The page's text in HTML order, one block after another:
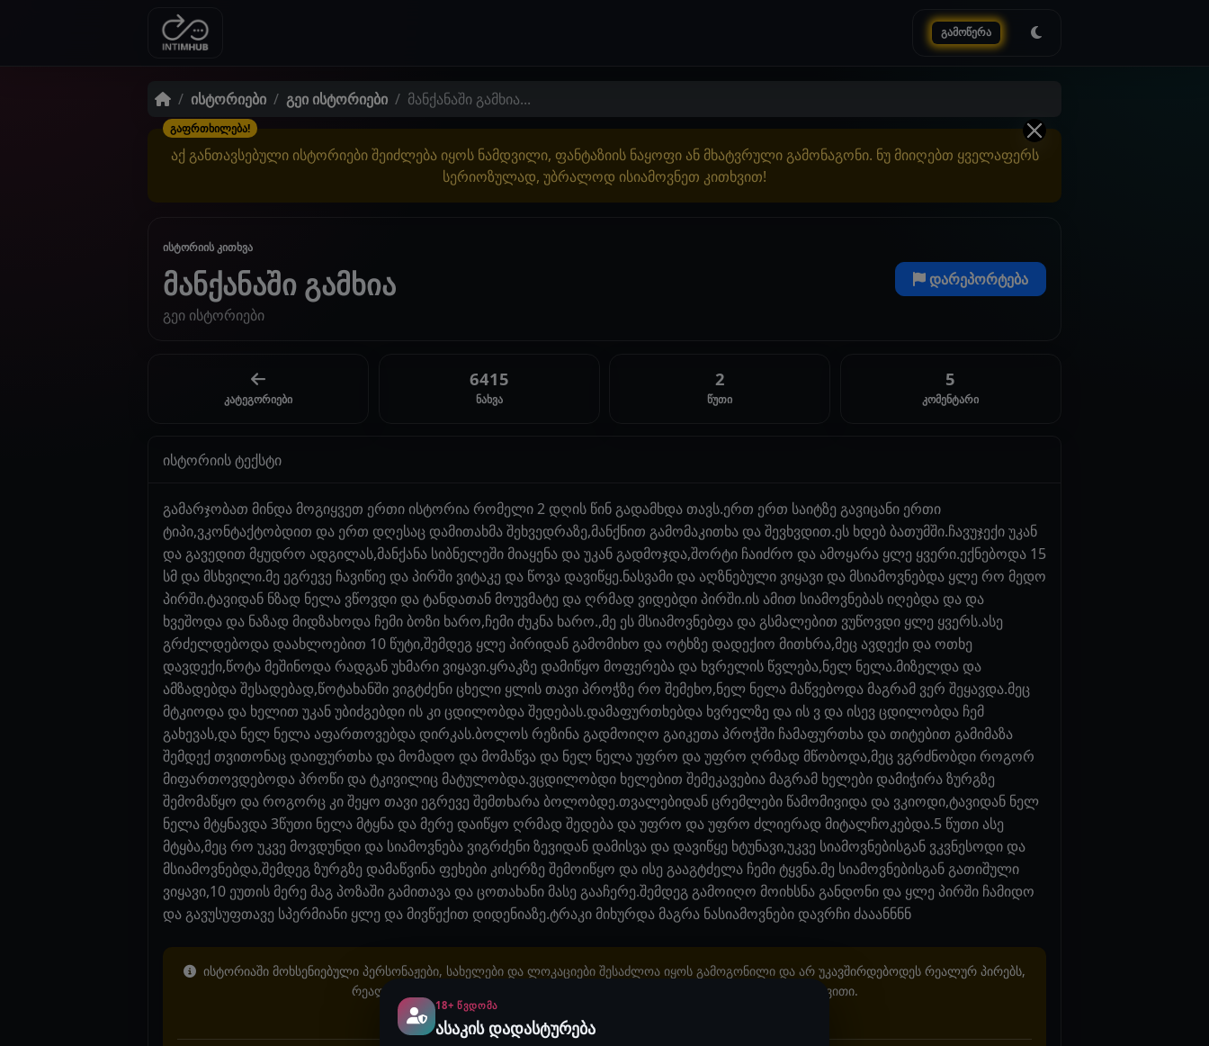
გამოწერა
ისტორიები გეი ისტორიები მანქანაში გამხია...
გაფრთხილება!
აქ განთავსებული ისტორიები შეიძლება იყოს ნამდვილი, ფანტაზიის ნაყოფი ან მხატვრული გამონაგონი. ნუ მიიღებთ ყველაფერს
სერიოზულად, უბრალოდ ისიამოვნეთ კითხვით!
ისტორიის კითხვა
მანქანაში გამხია
გეი ისტორიები
დარეპორტება
კატეგორიები
6415
ნახვა
2
წუთი
5
კომენტარი
ისტორიის ტექსტი
გამარჯობათ მინდა მოგიყვეთ ერთი ისტორია რომელი 2 დღის წინ გადამხდა თავს.ერთ ერთ საიტზე გავიცანი ერთი
ტიპი,ვკონტაქტობდით და ერთ დღესაც დამითახმა შეხვედრაზე,მანქნით გამომაკითხა და შევხვდით.ეს ხდებ ბათუმში.ჩავუჯექი უკან
და გავედით მყუდრო ადგილას,მანქანა სიბნელეში მიაყენა და უკან გადმოჯდა,შორტი ჩაიძრო და ამოყარა ყლე ყვერი.ექნებოდა 15
სმ და მსხვილი.მე ეგრევე ჩავიწიე და პირში ვიტაკე და წოვა დავიწყე.ნასვამი და აღზნებული ვიყავი და მსიამოვნებდა ყლე რო მედო
პირში.ტავიდან ნზად ნელა ვწოვდი და ტანდათან მოუვმატე და ღრმად ვიდებდი პირში.ის ამით სიამოვნებას იღებდა და და
ხვეშოდა და ნაზად მიდზახოდა ჩემი ბოზი ხარო,ჩემი ძუკნა ხარო.,მე ეს მსიამოვნებფა და გსმალებით ვუწოვდი ყლე ყვერს.ასე
გრძელდებოდა დაახლოებით 10 წუტი,შემდეგ ყლე პირიდან გამომიხო და ოტხზე დადექიო მითხრა,მეც ავდექი და ოთხე
დავდექი,წოტა მეშინოდა რადგან უხმარი ვიყავი.ყრაკზე დამიწყო მოფერება და ხვრელის წვლება,ნელ ნელა.მიზელდა და
ამზადებდა შესადებად,წოტახანში ვიგტძენი ცხელი ყლის თავი პროჭზე რო შემეხო,ნელ ნელა მაწვებოდა მაგრამ ვერ შეყავდა.მეც
მტკიოდა და ხელით უკან უბიძგებდი ის კი ცდილობდა შედებას.დამაფურთხებდა ხვრელზე და ის ვ და ისევ ცდილობდა ჩემ
გახევას,და ნელ ნელა აფართოვებდა დირკას.ბოლოს რეზინა გადმოიღო გაიკეთა პროჭში ჩამაფურთხა და თიტებით გამიმაზა
შემდექ თვითონაც დაიფურთხა და მომადო და მომაწვა და ნელ ნელა უფრო და უფრო ღრმად მწობოდა,მეც ვგრძნობდი როგორ
მიფართოვდებოდა პროწი და ტკივილიც მატულობდა.ვცდილობდი ხელებით შემეკავებია მაგრამ ხელები დამიჭირა ზურგზე
შემომაწყო და როგორც კი შეყო თავი ეგრევე შემთხარა ბოლობდე.თვალებიდან ცრემლები წამომივიდა და ვკიოდი,ტავიდან ნელ
ნელა მტყნავდა 3წუთი ნელა მტყნა და მერე დაიწყო ღრმად შედება და უფრო და უფრო ძლიერად მიტალჩოკებდა.5 წუთი ასე
მტყბა,მეც რო უკვე მოვდუნდი და სიამოვნება ვიგრძენი ზევიდან დამისვა და დავიწყე ხტუნავი,უკვე სიამოვნებისგან ვკვნესოდი და
მსიამოვნებდა,შემდეგ ზურგზე დამაწვინა ფეხები კისერზე შემოიწყო და ისე გააგტძელა ჩემი ტყვნა.მე სიამოვნებისგან გათიშული
ვიყავი,10 ეუთის მერე მაგ პოზაში გამითავა და ცოთახანი მასე გააჩერე.შემდეგ გამოიღო მოიხსნა განდონი და ყლე პირში ჩამიდო
და გავუსუფთავე სპერმიანი ყლე და მივწექით დიდენიაზე.ტრაკი მიხურდა მაგრა ნასიამოვნები დავრჩი ძააანნნნ
ისტორიაში მოხსენიებული პერსონაჟები, სახელები და ლოკაციები შესაძლოა იყოს გამოგონილი და არ უკავშირდებოდეს რეალურ პირებს,
რეალურ მოვლენებს ან რეალურ ფაქტებს. ნებისმიერი დამთხვევა არის შემთხვევითი.
ყურადღება! გაიგე, რატომ არის ეს მნიშვნელოვანი
18+ ᲬᲕᲓᲝᲛᲐ
ასაკის დადასტურება